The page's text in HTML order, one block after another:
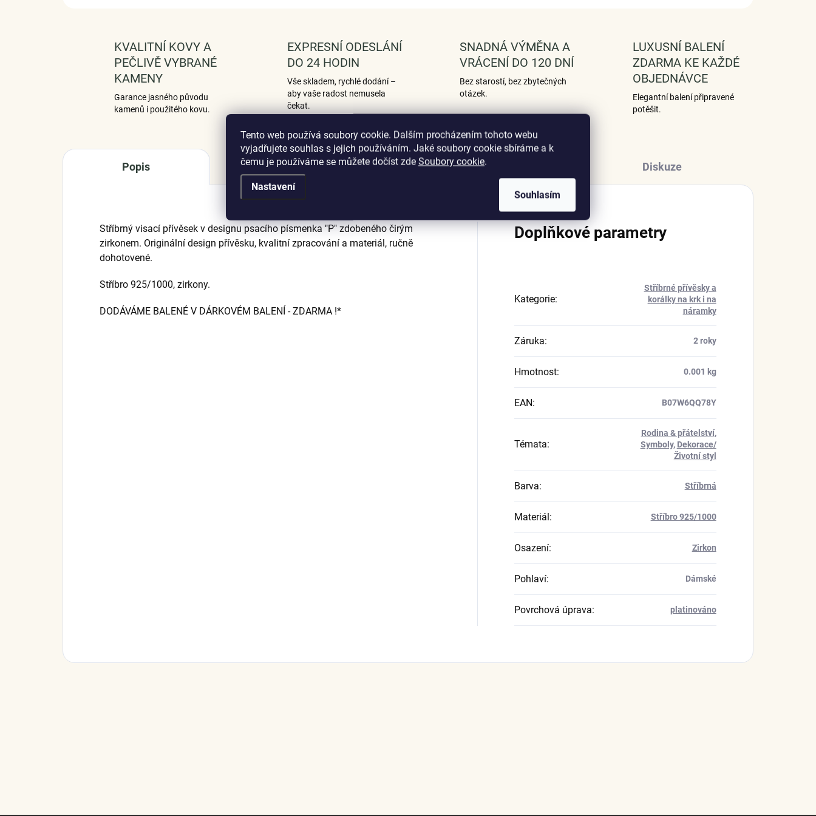
Tento web používá soubory cookie. Dalším procházením tohoto webu
vyjadřujete souhlas s jejich používáním. Jaké soubory cookie sbíráme a k
čemu je používáme se můžete dočíst zde Soubory cookie.
Nastavení
Souhlasím
KVALITNÍ KOVY A
PEČLIVĚ VYBRANÉ
KAMENY
Garance jasného původu
kamenů i použitého kovu.
EXPRESNÍ ODESLÁNÍ
DO 24 HODIN
Vše skladem, rychlé dodání –
aby vaše radost nemusela
čekat.
SNADNÁ VÝMĚNA A
VRÁCENÍ DO 120 DNÍ
Bez starostí, bez zbytečných
otázek.
LUXUSNÍ BALENÍ
ZDARMA KE KAŽDÉ
OBJEDNÁVCE
Elegantní balení připravené
potěšit.
Popis Podobné (12) Hodnocení (1) Diskuze
Stříbrný visací přívěsek v designu psacího písmenka "P" zdobeného čirým
zirkonem. Originální design přívěsku, kvalitní zpracování a materiál, ručně
dohotovené.
Stříbro 925/1000, zirkony.
DODÁVÁME BALENÉ V DÁRKOVÉM BALENÍ - ZDARMA !*
Doplňkové parametry
Kategorie:
Stříbrné přívěsky a
korálky na krk i na
náramky
Záruka: 2 roky
Hmotnost: 0.001 kg
EAN: B07W6QQ78Y
Témata:
Rodina & přátelství,
Symboly, Dekorace/
Životní styl
Barva: Stříbrná
Materiál : Stříbro 925/1000
Osazení: Zirkon
Pohlaví: Dámské
Povrchová úprava: platinováno